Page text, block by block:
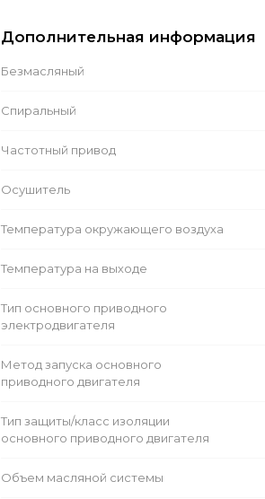
Дополнительная информация
Безмасляный
Спиральный
Частотный привод
Осушитель
Температура окружающего воздуха
Температура на выходе
Тип основного приводного
электродвигателя
Метод запуска основного
приводного двигателя
Тип защиты/класс изоляции
основного приводного двигателя
Объем масляной системы